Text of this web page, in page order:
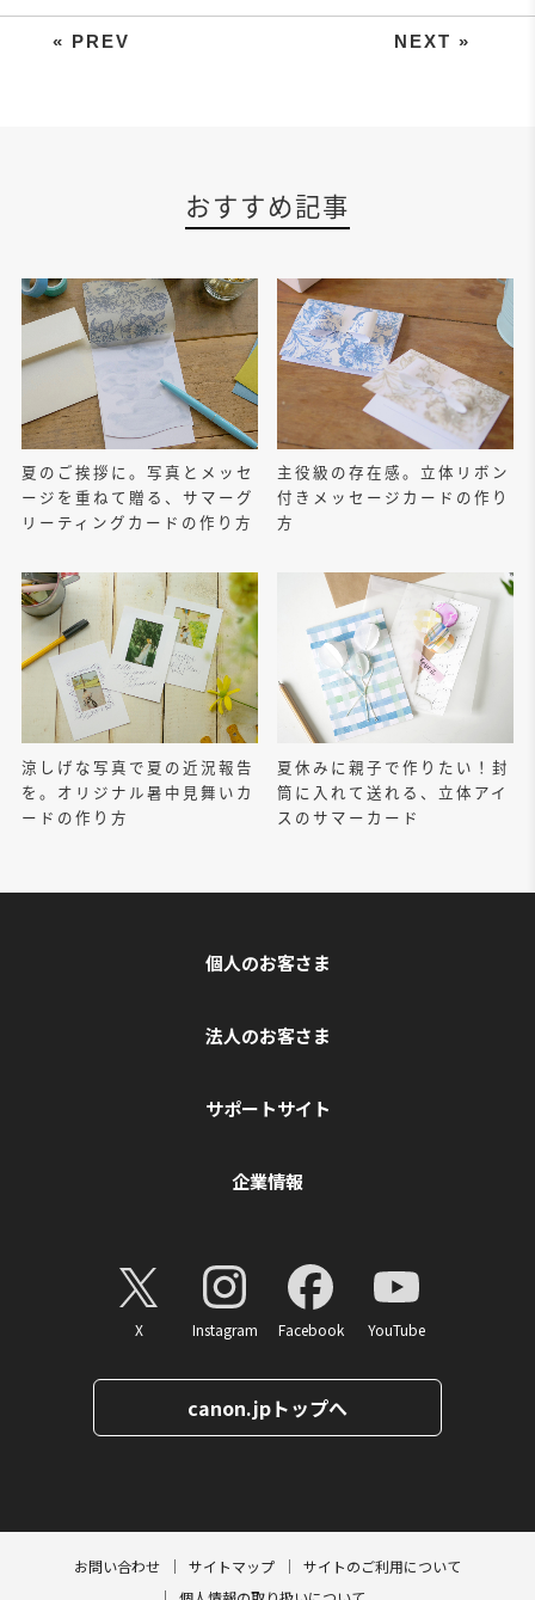
毎月23日は「ふみの日」。ひと手
おすすめ記事
夏のご挨拶に。写真とメッセ
ージを重ねて贈る、サマーグ
リーティングカードの作り方
主役級の存在感。立体リボン
付きメッセージカードの作り
方
涼しげな写真で夏の近況報告
を。オリジナル暑中見舞いカ
ードの作り方
夏休みに親子で作りたい！封
筒に入れて送れる、立体アイ
スのサマーカード
個人のお客さま
法人のお客さま
サポートサイト
企業情報
X Instagram Facebook YouTube
canon.jpトップへ
お問い合わせ サイトマップ
サイトのご利用について